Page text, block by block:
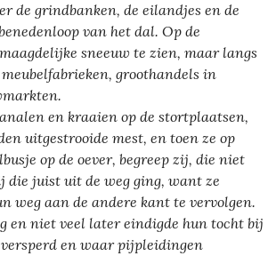
de grindbanken, de eilandjes en de
van het dal. Op de
sneeuw te zien, maar langs
groothandels in
en kraaien op de stortplaatsen,
uitgestrooide mest, en toen ze op
op de oever, begreep zij, die niet
die juist uit de weg ging, want ze
weg aan de andere kant te vervolgen.
en niet veel later eindigde hun tocht bij
en waar pijpleidingen